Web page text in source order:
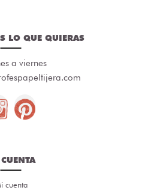
LO QUE QUIERAS
a viernes
cuenta